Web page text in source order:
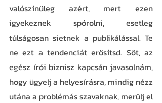
valószínűleg azért, mert ezen
igyekeznek spórolni, esetleg
túlságosan sietnek a publikálással. Te
ne ezt a tendenciát erősítsd. Sőt, az
egész írói biznisz kapcsán javasolnám,
hogy ügyelj a helyesírásra, mindig nézz
utána a problémás szavaknak, merülj el